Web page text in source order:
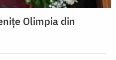
Olimpia din